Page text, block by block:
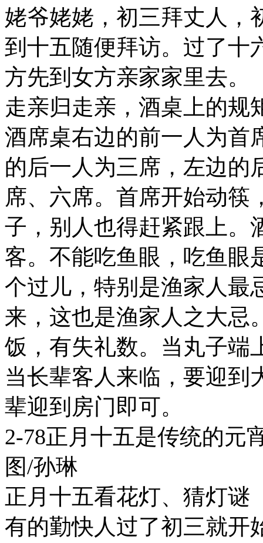
姥爷姥姥，初三拜丈人，
到十五随便拜访。过了十
方先到女方亲家家里去。
走亲归走亲，酒桌上的规
酒席桌右边的前一人为首
的后一人为三席，左边的
席、六席。首席开始动筷
子，别人也得赶紧跟上。
客。不能吃鱼眼，吃鱼眼
个过儿，特别是渔家人最
来，这也是渔家人之大忌
饭，有失礼数。当丸子端
当长辈客人来临，要迎到
辈迎到房门即可。
2-78正月十五是传统的元
图/孙琳
正月十五看花灯、猜灯谜
有的勤快人过了初三就开